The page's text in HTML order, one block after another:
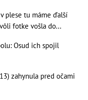
plese tu máme ďalší
fotke vošla do...
Osud ich spojil
zahynula pred očami